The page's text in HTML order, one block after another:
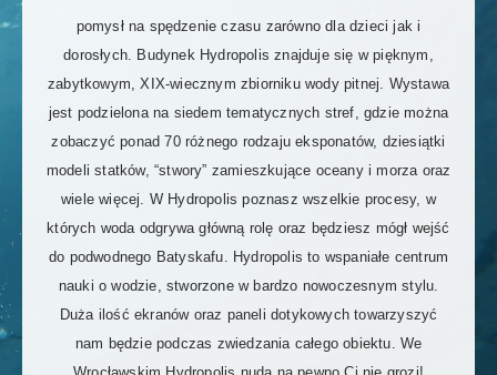
pomysł na spędzenie czasu zarówno dla dzieci jak i
dorosłych. Budynek Hydropolis znajduje się w pięknym,
zabytkowym, XIX-wiecznym zbiorniku wody pitnej. Wystawa
jest podzielona na siedem tematycznych stref, gdzie można
zobaczyć ponad 70 różnego rodzaju eksponatów, dziesiątki
modeli statków, “stwory” zamieszkujące oceany i morza oraz
wiele więcej. W Hydropolis poznasz wszelkie procesy, w
których woda odgrywa główną rolę oraz będziesz mógł wejść
do podwodnego Batyskafu. Hydropolis to wspaniałe centrum
nauki o wodzie, stworzone w bardzo nowoczesnym stylu.
Duża ilość ekranów oraz paneli dotykowych towarzyszyć
nam będzie podczas zwiedzania całego obiektu. We